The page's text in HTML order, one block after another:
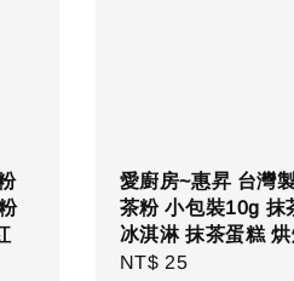
愛廚房~惠昇 台灣
茶粉 小包裝10g 抹
冰淇淋 抹茶蛋糕
Regular
NT$ 25